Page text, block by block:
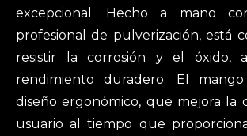
excepcional. Hecho a mano
profesional de pulverización, está
resistir la corrosión y el óxido,
rendimiento duradero. El
diseño ergonómico, que mejora la
usuario al tiempo que